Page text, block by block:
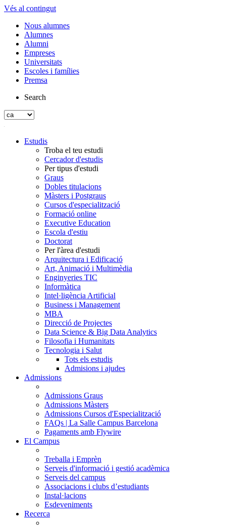
Vés al contingut
Nous alumnes
Alumnes
Alumni
Empreses
Universitats
Escoles i famílies
Premsa
Search
Estudis
Troba el teu estudi
Cercador d'estudis
Per tipus d'estudi
Graus
Dobles titulacions
Màsters i Postgraus
Cursos d'especialització
Formació online
Executive Education
Escola d'estiu
Doctorat
Per l'àrea d'estudi
Arquitectura i Edificació
Art, Animació i Multimèdia
Enginyeries TIC
Informàtica
Intel·ligència Artificial
Business i Management
MBA
Direcció de Projectes
Data Science & Big Data Analytics
Filosofia i Humanitats
Tecnologia i Salut
Tots els estudis
Admisions i ajudes
Admissions
Admissions Graus
Admissions Màsters
Admissions Cursos d'Especialització
FAQs | La Salle Campus Barcelona
Pagaments amb Flywire
El Campus
Treballa i Emprèn
Serveis d'informació i gestió acadèmica
Serveis del campus
Associacions i clubs d’estudiants
Instal·lacions
Esdeveniments
Recerca